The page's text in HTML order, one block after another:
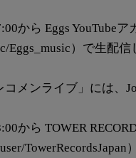
から Eggs YouTubeア
Eggs_music）で生配
メンライブ」には、
から TOWER